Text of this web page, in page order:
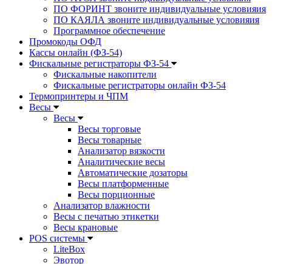
ПО ФОРИНТ звоните индивидуальные условияия
ПО КАЯЛА звоните индивидуальные условияия
Программное обеспечение
Промокоды ОФД
Кассы онлайн (ФЗ-54)
Фискальные регистраторы ФЗ-54
Фискальные накопители
Фискальные регистраторы онлайн ФЗ-54
Термопринтеры и ЧПМ
Весы
Весы
Весы торговые
Весы товарные
Анализатор вязкости
Аналитические весы
Автоматические дозаторы
Весы платформенные
Весы порционные
Анализатор влажности
Весы с печатью этикетки
Весы крановые
POS системы
LiteBox
Эвотор